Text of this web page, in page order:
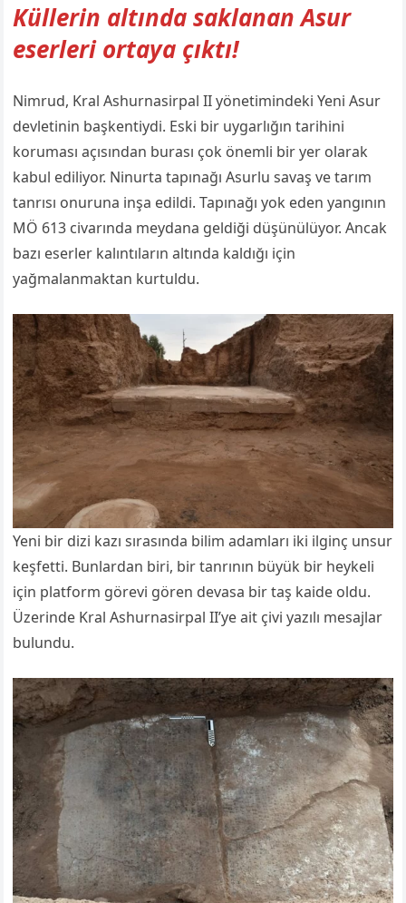
Küllerin altında saklanan Asur
eserleri ortaya çıktı!
Nimrud, Kral Ashurnasirpal II yönetimindeki Yeni Asur
devletinin başkentiydi. Eski bir uygarlığın tarihini
koruması açısından burası çok önemli bir yer olarak
kabul ediliyor. Ninurta tapınağı Asurlu savaş ve tarım
tanrısı onuruna inşa edildi. Tapınağı yok eden yangının
MÖ 613 civarında meydana geldiği düşünülüyor. Ancak
bazı eserler kalıntıların altında kaldığı için
yağmalanmaktan kurtuldu.
Yeni bir dizi kazı sırasında bilim adamları iki ilginç unsur
keşfetti. Bunlardan biri, bir tanrının büyük bir heykeli
için platform görevi gören devasa bir taş kaide oldu.
Üzerinde Kral Ashurnasirpal II’ye ait çivi yazılı mesajlar
bulundu.